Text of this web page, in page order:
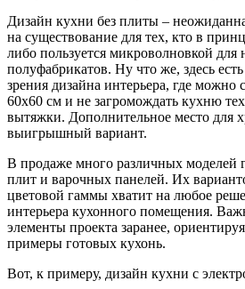
Дизайн кухни без плиты –
на существование для тех, кто в
либо пользуется микроволновкой для
полуфабрикатов. Ну что же, здесь
зрения дизайна интерьера, где можно
60х60 см и не загромождать кухню
вытяжки. Дополнительное место для
выигрышный вариант.
В продаже много различных моделей
плит и варочных панелей. Их
цветовой гаммы хватит на любое
интерьера кухонного помещения.
элементы проекта заранее,
примеры готовых кухонь.
Вот, к примеру, дизайн кухни с